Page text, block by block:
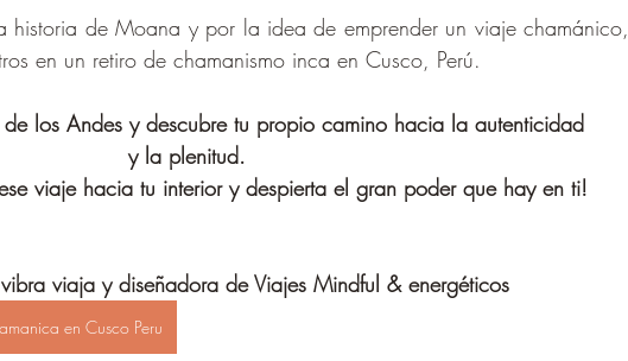
historia de Moana y por la idea de emprender un viaje chamánico,
en un retiro de chamanismo inca en Cusco, Perú.
los Andes y descubre tu propio camino hacia la autenticidad
y la plenitud.
viaje hacia tu interior y despierta el gran poder que hay en ti!
viaja y diseñadora de Viajes Mindful & energéticos
en Cusco Peru